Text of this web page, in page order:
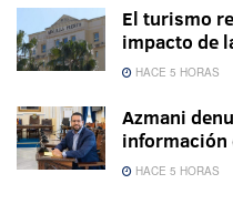
El turismo
impacto de
HACE 5 HORAS
Azmani
información
HACE 5 HORAS